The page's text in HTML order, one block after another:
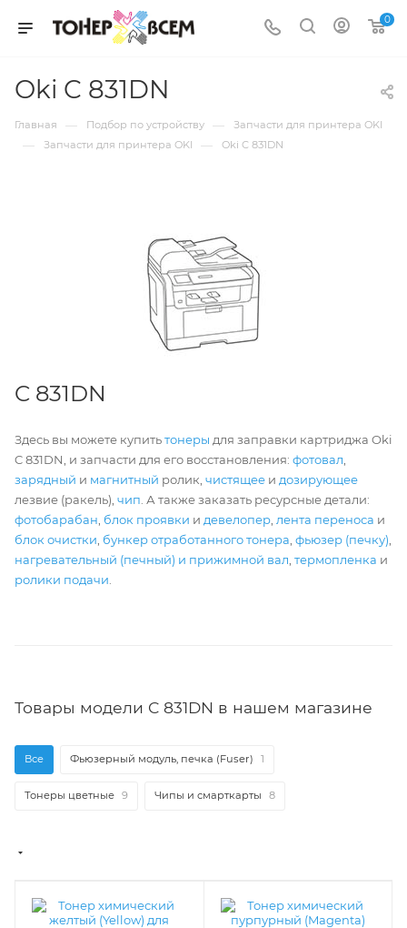
0
Oki C 831DN
Главная — Подбор по устройству — Запчасти для принтера OKI
— Запчасти для принтера OKI — Oki C 831DN
C 831DN
Здесь вы можете купитьтонеры для заправки картриджа Oki
C 831DN, и запчасти для его восстановления: фотовал
зарядный и магнитный ролик, чистящее и дозирующее
лезвие (ракель), чип . А также заказать ресурсные детали:
фотобарабан блок проявки и девелопер лента переноса и
блок очистки бункер отработанного тонера фьюзер (печку)
нагревательный (печный) и прижимной вал термопленка и
ролики подачи
Товары модели C 831DN в нашем магазине
Все Фьюзерный модуль, печка (Fuser) 1
Тонеры цветные 9 Чипы и смарткарты 8